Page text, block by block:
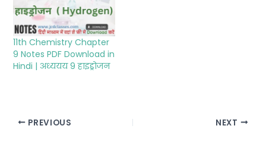
11th Chemistry Chapter
9 Notes PDF Download in
Hindi | अध्ययय 9 हाइड्रोजन
PREVIOUS NEXT